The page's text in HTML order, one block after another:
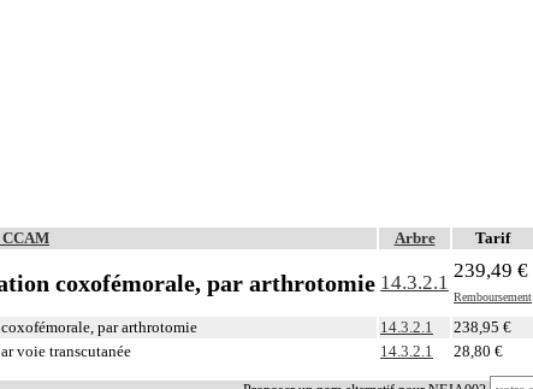
Arbre Tarif
coxofémorale, par arthrotomie 14.3.2.1
239,49 €
Remboursement
par arthrotomie 14.3.2.1 238,95 €
voie transcutanée 14.3.2.1 28,80 €